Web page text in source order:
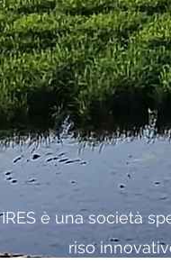
IRES è una società
riso